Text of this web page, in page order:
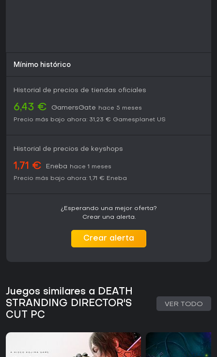
Mínimo histórico
Historial de precios de tiendas oficiales
6,43 € GamersGate
hace 5 meses
Precio más bajo ahora: 31,23 € Gamesplanet US
Historial de precios de keyshops
1,71 € Eneba
hace 1 meses
Precio más bajo ahora: 1,71 € Eneba
¿Esperando una mejor oferta?
Crear una alerta.
Crear alerta
Juegos similares a DEATH
STRANDING DIRECTOR'S
CUT PC
VER TODO